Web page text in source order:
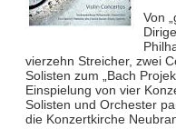
Von
vierzehn Streicher, zwei
Solisten zum „Bach
Einspielung von vier
Solisten und Orchester
die Konzertkirche